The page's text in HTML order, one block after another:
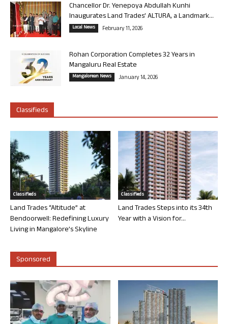
Chancellor Dr. Yenepoya Abdullah Kunhi
Inaugurates Land Trades’ ALTURA, a Landmark...
Local News February 11, 2026
Rohan Corporation Completes 32 Years in
Mangaluru Real Estate
Mangalorean News January 14, 2026
Classifieds
Classifieds
Land Trades “Altitude” at
Bendoorwell: Redefining Luxury
Living in Mangalore’s Skyline
Classifieds
Land Trades Steps into its 34th
Year with a Vision for...
Sponsored